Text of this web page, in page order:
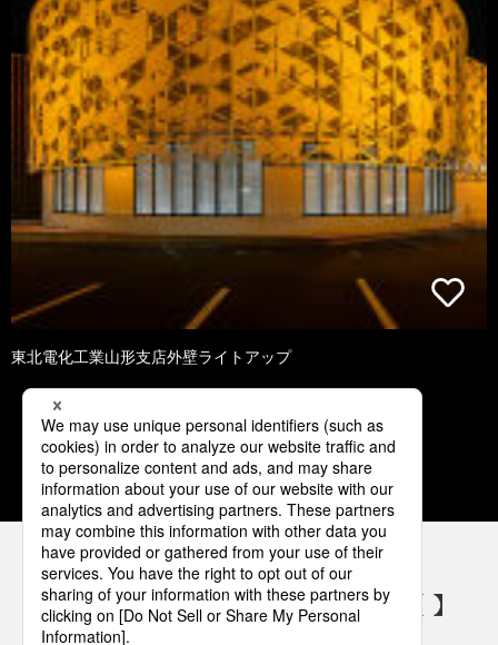
東北電化工業山形支店外壁ライトアップ
1 2 3 4 5
パナソニックの電気設備 SNSアカウント